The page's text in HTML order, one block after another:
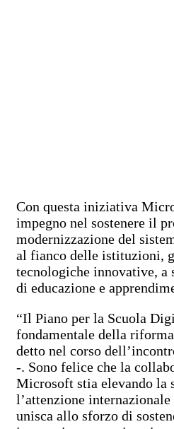
Con questa iniziativa
impegno nel sostenere il
modernizzazione del
al fianco delle istituzioni,
tecnologiche innovative, a
di educazione e
“Il Piano per la Scuola
fondamentale della
detto nel corso
-. Sono felice che la
Microsoft stia elevando la
l’attenzione
unisca allo sforzo di